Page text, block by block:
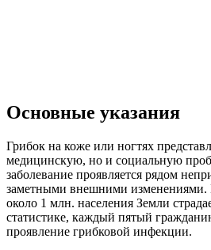
Основные указания
Грибок на коже или ногтях
медицинскую, но и социальную
заболевание проявляется рядом
заметными внешними изменениями.
около 1 млн. населения Земли
статистике, каждый пятый
проявление грибковой инфекции.